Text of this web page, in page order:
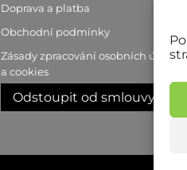
Doprava a platba
Obchodní podmínky
Zásady zpracování osobních údajů
a cookies
Odstoupit od smlouvy